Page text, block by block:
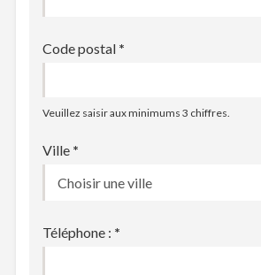
Code postal *
Veuillez saisir aux minimums 3 chiffres.
Ville *
Téléphone : *